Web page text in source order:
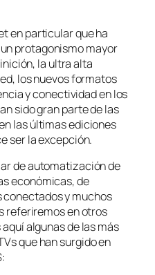
en particular que ha
protagonismo mayor
la ultra alta
los nuevos formatos
y conectividad en los
sido gran parte de las
las últimas ediciones
ser la excepción.
de automatización de
económicas, de
y muchos
referiremos en otros
algunas de las más
que han surgido en